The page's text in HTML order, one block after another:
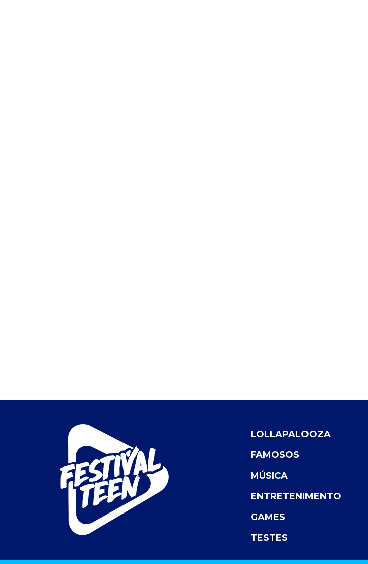
LOLLAPALOOZA
FAMOSOS
MÚSICA
ENTRETENIMENTO
GAMES
TESTES